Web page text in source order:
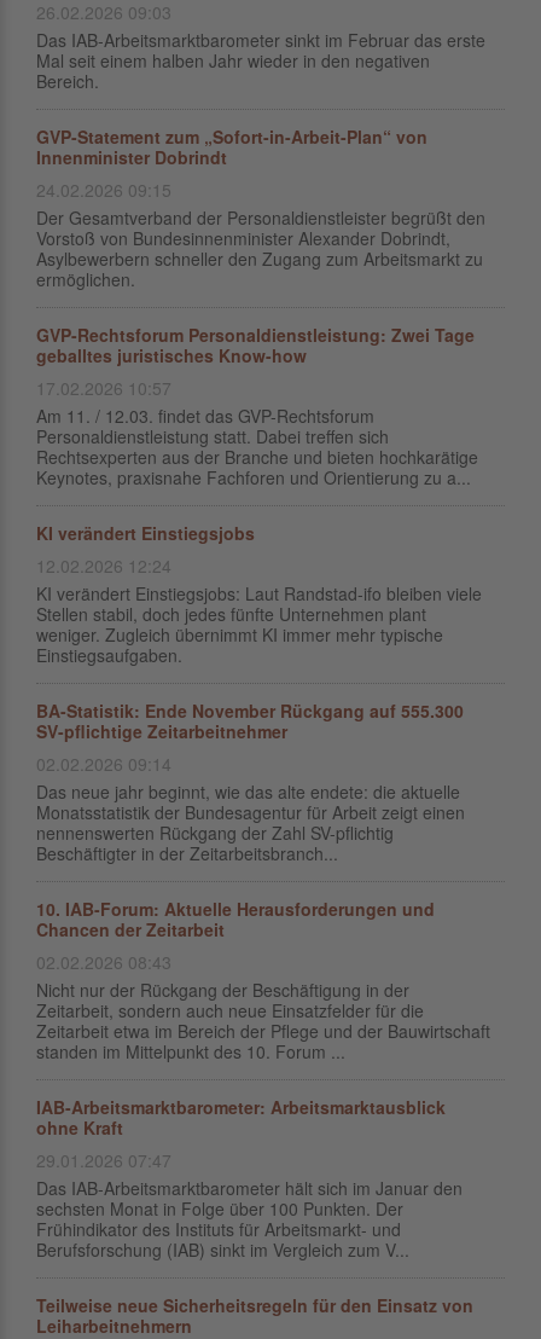
26.02.2026 09:03
Das IAB-Arbeitsmarktbarometer sinkt im Februar das erste
Mal seit einem halben Jahr wieder in den negativen
Bereich.
GVP-Statement zum „Sofort-in-Arbeit-Plan“ von
Innenminister Dobrindt
24.02.2026 09:15
Der Gesamtverband der Personaldienstleister begrüßt den
Vorstoß von Bundesinnenminister Alexander Dobrindt,
Asylbewerbern schneller den Zugang zum Arbeitsmarkt zu
ermöglichen.
GVP-Rechtsforum Personaldienstleistung: Zwei Tage
geballtes juristisches Know-how
17.02.2026 10:57
Am 11. / 12.03. findet das GVP-Rechtsforum
Personaldienstleistung statt. Dabei treffen sich
Rechtsexperten aus der Branche und bieten hochkarätige
Keynotes, praxisnahe Fachforen und Orientierung zu a...
KI verändert Einstiegsjobs
12.02.2026 12:24
KI verändert Einstiegsjobs: Laut Randstad-ifo bleiben viele
Stellen stabil, doch jedes fünfte Unternehmen plant
weniger. Zugleich übernimmt KI immer mehr typische
Einstiegsaufgaben.
BA-Statistik: Ende November Rückgang auf 555.300
SV-pflichtige Zeitarbeitnehmer
02.02.2026 09:14
Das neue jahr beginnt, wie das alte endete: die aktuelle
Monatsstatistik der Bundesagentur für Arbeit zeigt einen
nennenswerten Rückgang der Zahl SV-pflichtig
Beschäftigter in der Zeitarbeitsbranch...
10. IAB-Forum: Aktuelle Herausforderungen und
Chancen der Zeitarbeit
02.02.2026 08:43
Nicht nur der Rückgang der Beschäftigung in der
Zeitarbeit, sondern auch neue Einsatzfelder für die
Zeitarbeit etwa im Bereich der Pflege und der Bauwirtschaft
standen im Mittelpunkt des 10. Forum ...
IAB-Arbeitsmarktbarometer: Arbeitsmarktausblick
ohne Kraft
29.01.2026 07:47
Das IAB-Arbeitsmarktbarometer hält sich im Januar den
sechsten Monat in Folge über 100 Punkten. Der
Frühindikator des Instituts für Arbeitsmarkt- und
Berufsforschung (IAB) sinkt im Vergleich zum V...
Teilweise neue Sicherheitsregeln für den Einsatz von
Leiharbeitnehmern